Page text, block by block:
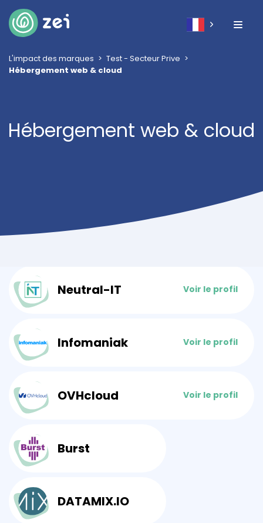
L'impact des marques
Test - Secteur Prive
Hébergement web & cloud
Hébergement web & cloud
Neutral-IT Voir le profil
Infomaniak Voir le profil
OVHcloud Voir le profil
Burst
DATAMIX.IO